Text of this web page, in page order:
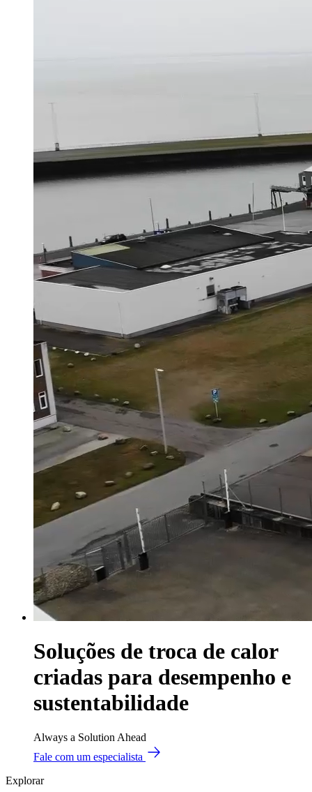
Soluções de troca de calor
criadas para desempenho e
sustentabilidade
Always a Solution Ahead
Fale com um especialista
Explorar